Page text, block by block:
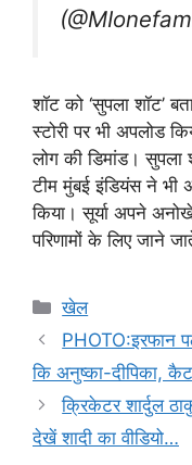
शॉट को ‘सुपला शॉट’
स्टोरी पर भी अपलोड
लोग की डिमांड।
टीम मुंबई इंडियंस ने भी
किया। सूर्या अपने
परिणामों के लिए जाने
Categories
खेल
PHOTO:इरफान
कि अनुष्का-दीपिका,
क्रिकेटर शार्दुल
देखें शादी का वीडियो…